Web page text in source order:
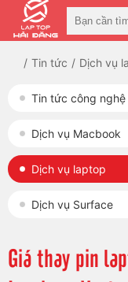
Tin tức Dịch vụ
Tin tức công
Dịch vụ Macbook
Dịch vụ laptop
Dịch vụ Surface
Giá thay pin